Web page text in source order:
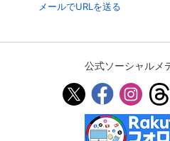
メールでURLを送る
公式ソーシャルメ